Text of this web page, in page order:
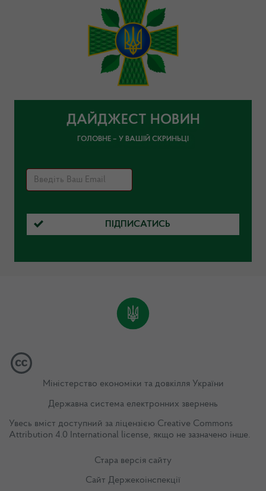
ДАЙДЖЕСТ НОВИН
ГОЛОВНЕ – У ВАШІЙ СКРИНЬЦІ
ПІДПИСАТИСЬ
Міністерство економіки та довкілля України
Державна система електронних звернень
Увесь вміст доступний за ліцензією Creative Commons
Attribution 4.0 International license, якщо не зазначено інше.
Стара версія сайту
Сайт Держекоінспекції